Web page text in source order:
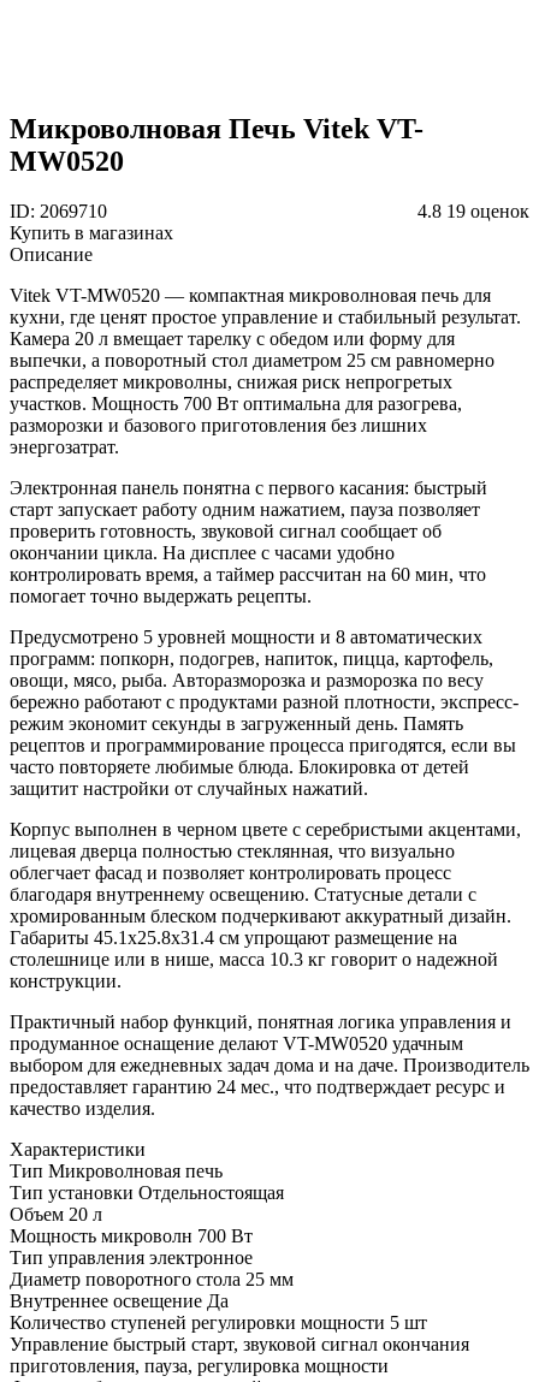
Микроволновая Печь Vitek VT-
MW0520
ID: 2069710 4.8 19 оценок
Купить в магазинах
Описание
Vitek VT-MW0520 — компактная микроволновая печь для
кухни, где ценят простое управление и стабильный результат.
Камера 20 л вмещает тарелку с обедом или форму для
выпечки, а поворотный стол диаметром 25 см равномерно
распределяет микроволны, снижая риск непрогретых
участков. Мощность 700 Вт оптимальна для разогрева,
разморозки и базового приготовления без лишних
энергозатрат.
Электронная панель понятна с первого касания: быстрый
старт запускает работу одним нажатием, пауза позволяет
проверить готовность, звуковой сигнал сообщает об
окончании цикла. На дисплее с часами удобно
контролировать время, а таймер рассчитан на 60 мин, что
помогает точно выдержать рецепты.
Предусмотрено 5 уровней мощности и 8 автоматических
программ: попкорн, подогрев, напиток, пицца, картофель,
овощи, мясо, рыба. Авторазморозка и разморозка по весу
бережно работают с продуктами разной плотности, экспресс-
режим экономит секунды в загруженный день. Память
рецептов и программирование процесса пригодятся, если вы
часто повторяете любимые блюда. Блокировка от детей
защитит настройки от случайных нажатий.
Корпус выполнен в черном цвете с серебристыми акцентами,
лицевая дверца полностью стеклянная, что визуально
облегчает фасад и позволяет контролировать процесс
благодаря внутреннему освещению. Статусные детали с
хромированным блеском подчеркивают аккуратный дизайн.
Габариты 45.1x25.8x31.4 см упрощают размещение на
столешнице или в нише, масса 10.3 кг говорит о надежной
конструкции.
Практичный набор функций, понятная логика управления и
продуманное оснащение делают VT-MW0520 удачным
выбором для ежедневных задач дома и на даче. Производитель
предоставляет гарантию 24 мес., что подтверждает ресурс и
качество изделия.
Характеристики
Тип Микроволновая печь
Тип установки Отдельностоящая
Объем 20 л
Мощность микроволн 700 Вт
Тип управления электронное
Диаметр поворотного стола 25 мм
Внутреннее освещение Да
Количество ступеней регулировки мощности 5 шт
Управление быстрый старт, звуковой сигнал окончания
приготовления, пауза, регулировка мощности